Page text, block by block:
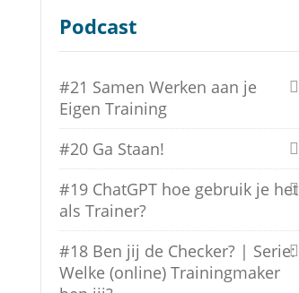
Podcast
#21 Samen Werken aan je
Eigen Training
#20 Ga Staan!
#19 ChatGPT hoe gebruik je het
als Trainer?
#18 Ben jij de Checker? | Serie:
Welke (online) Trainingmaker